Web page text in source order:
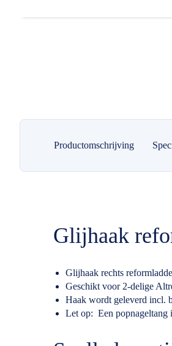
Productomschrijving
Glijhaak
Glijhaak rechts
Geschikt voor 2-delige
Haak wordt geleverd incl.
Let op: Een popnageltang